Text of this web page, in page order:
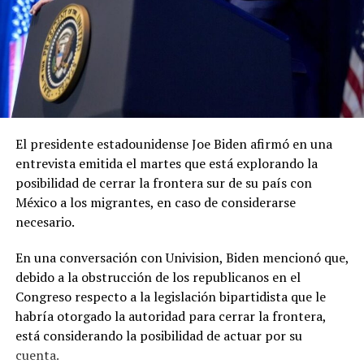
El presidente estadounidense Joe Biden afirmó en una
entrevista emitida el martes que está explorando la
posibilidad de cerrar la frontera sur de su país con
México a los migrantes, en caso de considerarse
necesario.
En una conversación con Univision, Biden mencionó que,
debido a la obstrucción de los republicanos en el
Congreso respecto a la legislación bipartidista que le
habría otorgado la autoridad para cerrar la frontera,
está considerando la posibilidad de actuar por su
cuenta.